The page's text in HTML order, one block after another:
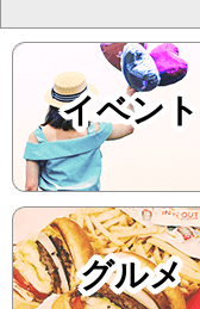
イベント
グルメ